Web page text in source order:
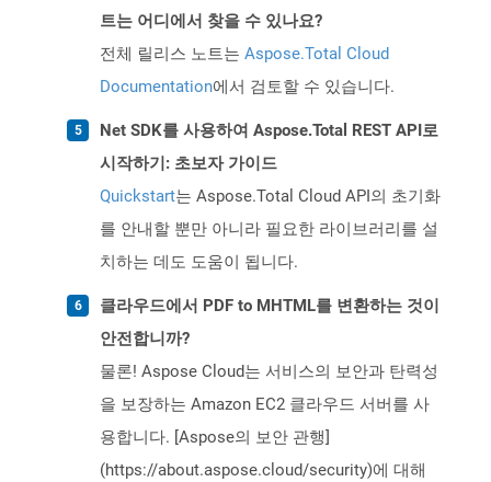
트는 어디에서 찾을 수 있나요?
전체 릴리스 노트는 Aspose.Total Cloud
Documentation에서 검토할 수 있습니다.
Net SDK를 사용하여 Aspose.Total REST API로
시작하기: 초보자 가이드
Quickstart는 Aspose.Total Cloud API의 초기화
를 안내할 뿐만 아니라 필요한 라이브러리를 설
치하는 데도 도움이 됩니다.
클라우드에서 PDF to MHTML를 변환하는 것이
안전합니까?
물론! Aspose Cloud는 서비스의 보안과 탄력성
을 보장하는 Amazon EC2 클라우드 서버를 사
용합니다. [Aspose의 보안 관행]
(https://about.aspose.cloud/security)에 대해